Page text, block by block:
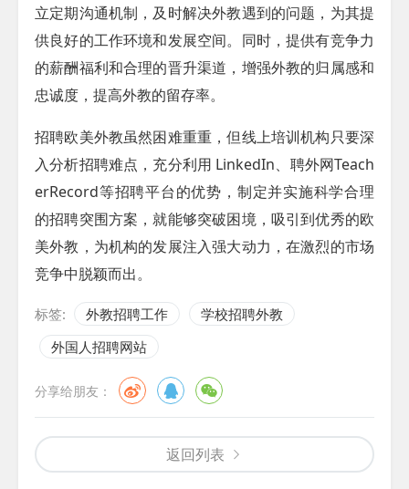
立定期沟通机制，及时解决外教遇到的问题，为其提
供良好的工作环境和发展空间。同时，提供有竞争力
的薪酬福利和合理的晋升渠道，增强外教的归属感和
忠诚度，提高外教的留存率。
招聘欧美外教虽然困难重重，但线上培训机构只要深
入分析招聘难点，充分利用 LinkedIn、聘外网Teach
erRecord等招聘平台的优势，制定并实施科学合理
的招聘突围方案，就能够突破困境，吸引到优秀的欧
美外教，为机构的发展注入强大动力，在激烈的市场
竞争中脱颖而出。
标签: 外教招聘工作
学校招聘外教
外国人招聘网站
分享给朋友：
返回列表